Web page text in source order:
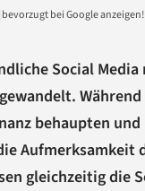
bevorzugt bei Google anzeigen!
Social
Während
behaupten und
Aufmerksamkeit
gleichzeitig die